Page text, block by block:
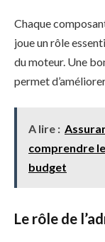
Chaque
joue un rôle
du moteur. Une
permet
A lire :
comprendre
budget
Le rôle de